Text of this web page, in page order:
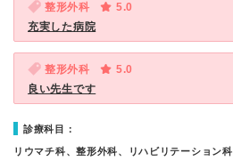
整形外科
5.0
充実した病院
整形外科
5.0
良い先生です
診療科目：
リウマチ科、整形外科、リハビリテーション科